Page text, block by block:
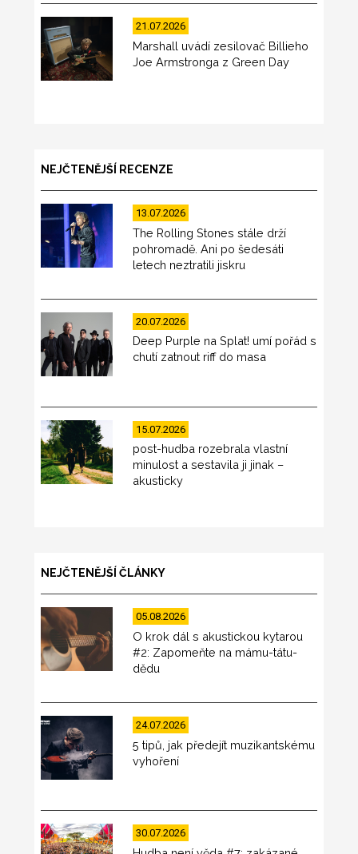
21.07.2026
Marshall uvádí zesilovač Billieho
Joe Armstronga z Green Day
NEJČTENĚJŠÍ RECENZE
13.07.2026
The Rolling Stones stále drží
pohromadě. Ani po šedesáti
letech neztratili jiskru
20.07.2026
Deep Purple na Splat! umí pořád s
chutí zatnout riff do masa
15.07.2026
post-hudba rozebrala vlastní
minulost a sestavila ji jinak –
akusticky
NEJČTENĚJŠÍ ČLÁNKY
05.08.2026
O krok dál s akustickou kytarou
#2: Zapomeňte na mámu-tátu-
dědu
24.07.2026
5 tipů, jak předejít muzikantskému
vyhoření
30.07.2026